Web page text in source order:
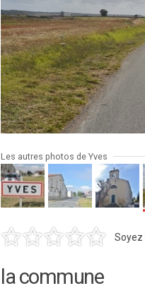
Les autres photos de Yves
Soyez
la commune